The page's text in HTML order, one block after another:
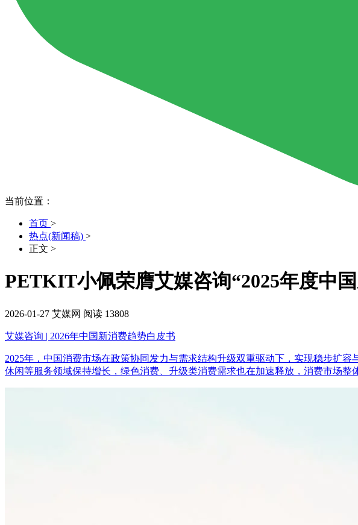
当前位置：
首页 >
热点(新闻稿) >
正文 >
PETKIT小佩荣膺艾媒咨询“2025年度中
2026-01-27 艾媒网 阅读 13808
艾媒咨询 | 2026年中国新消费趋势白皮书
2025年，中国消费市场在政策协同发力与需求结构升级双重驱动下，实现稳步扩
休闲等服务领域保持增长，绿色消费、升级类消费需求也在加速释放，消费市场